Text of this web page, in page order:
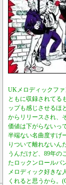
UKメロディックファ
ともに収録されてる
ップも感じさせるほ
からリリースされ、
価値は下がらないっ
半端ない名曲度すげ
りついて離れないん
うんだけど、89年の
たロックンロールバ
メロディック好きな
くれると思うから。